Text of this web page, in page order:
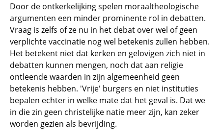
Door de ontkerkelijking spelen moraaltheologische
argumenten een minder prominente rol in debatten.
Vraag is zelfs of ze nu in het debat over wel of geen
verplichte vaccinatie nog wel betekenis zullen hebben.
Het betekent niet dat kerken en gelovigen zich niet in
debatten kunnen mengen, noch dat aan religie
ontleende waarden in zijn algemeenheid geen
betekenis hebben. 'Vrije' burgers en niet instituties
bepalen echter in welke mate dat het geval is. Dat we
in die zin geen christelijke natie meer zijn, kan zeker
worden gezien als bevrijding.